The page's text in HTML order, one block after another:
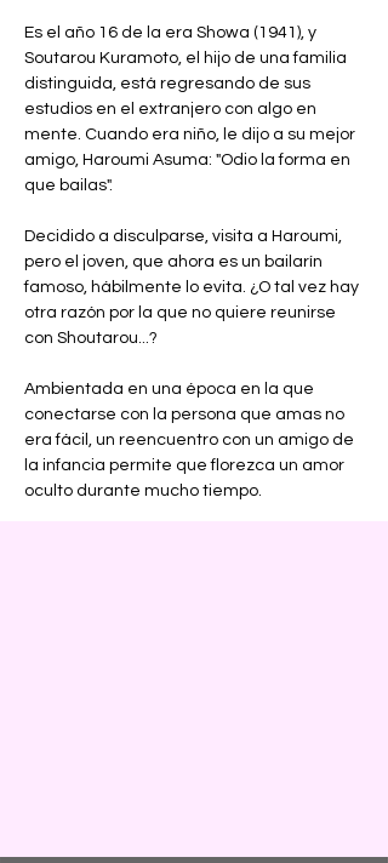
Es el año 16 de la era Showa (1941), y
Soutarou Kuramoto, el hijo de una familia
distinguida, está regresando de sus
estudios en el extranjero con algo en
mente. Cuando era niño, le dijo a su mejor
amigo, Haroumi Asuma: "Odio la forma en
que bailas".
Decidido a disculparse, visita a Haroumi,
pero el joven, que ahora es un bailarín
famoso, hábilmente lo evita. ¿O tal vez hay
otra razón por la que no quiere reunirse
con Shoutarou...?
Ambientada en una época en la que
conectarse con la persona que amas no
era fácil, un reencuentro con un amigo de
la infancia permite que florezca un amor
oculto durante mucho tiempo.